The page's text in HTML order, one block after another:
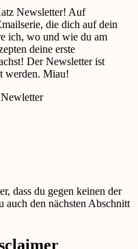
Newsletter! Auf
die dich auf dein
ich, wo und wie du am
deine erste
Der Newsletter ist
werden. Miau!
dass du gegen keinen der
auch den nächsten Abschnitt